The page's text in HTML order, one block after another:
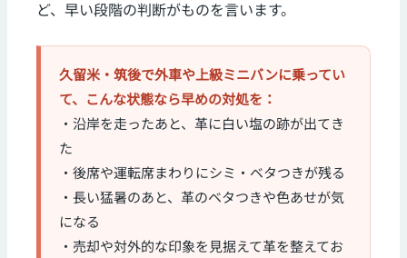
ど、早い段階の判断がものを言います。
久留米・筑後で外車や上級ミニバンに乗ってい
て、こんな状態なら早めの対処を：
・沿岸を走ったあと、革に白い塩の跡が出てき
た
・後席や運転席まわりにシミ・ベタつきが残る
・長い猛暑のあと、革のベタつきや色あせが気
になる
・売却や対外的な印象を見据えて革を整えてお